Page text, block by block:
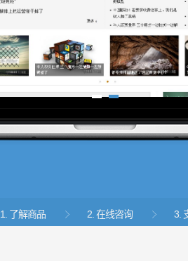
1. 了解商品  2. 在线咨询  3.